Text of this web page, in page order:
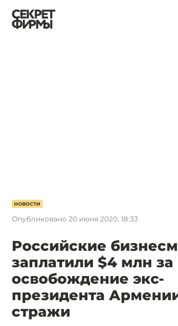
НОВОСТИ
Опубликовано 20 июня 2020, 18:33
Российские
заплатили $4 млн за
освобождение экс-
президента
стражи